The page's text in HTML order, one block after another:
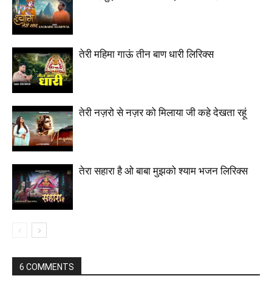
तेरी महिमा गाऊं तीन बाण धारी लिरिक्स
तेरी नज़रो से नज़र को मिलाया जी कहे देखता रहूं
तेरा सहारा है ओ बाबा मुझको श्याम भजन लिरिक्स
6 COMMENTS